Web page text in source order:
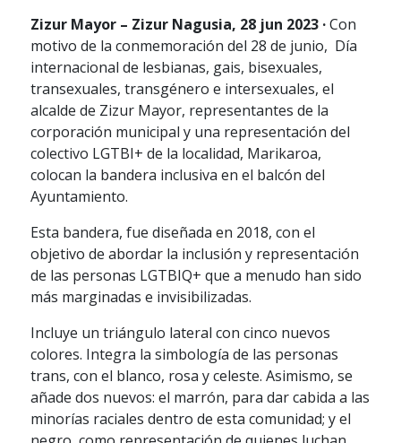
Zizur Mayor – Zizur Nagusia, 28 jun 2023 ·Con
motivo de la conmemoración del 28 de junio, Día
internacional de lesbianas, gais, bisexuales,
transexuales, transgénero e intersexuales, el
alcalde de Zizur Mayor, representantes de la
corporación municipal y una representación del
colectivo LGTBI+ de la localidad, Marikaroa,
colocan la bandera inclusiva en el balcón del
Ayuntamiento.
Esta bandera, fue diseñada en 2018, con el
objetivo de abordar la inclusión y representación
de las personas LGTBIQ+ que a menudo han sido
más marginadas e invisibilizadas.
Incluye un triángulo lateral con cinco nuevos
colores. Integra la simbología de las personas
trans, con el blanco, rosa y celeste. Asimismo, se
añade dos nuevos: el marrón, para dar cabida a las
minorías raciales dentro de esta comunidad; y el